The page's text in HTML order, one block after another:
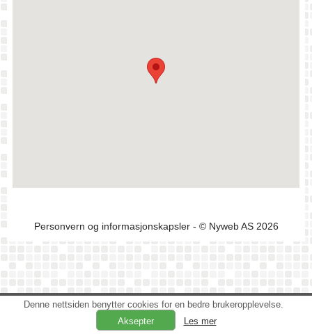
Personvern og informasjonskapsler- © Nyweb AS 2026
Denne nettsiden benytter cookies for en bedre brukeropplevelse.
Les mer